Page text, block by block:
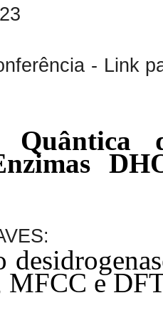
- Link
Quântica
MFCC e